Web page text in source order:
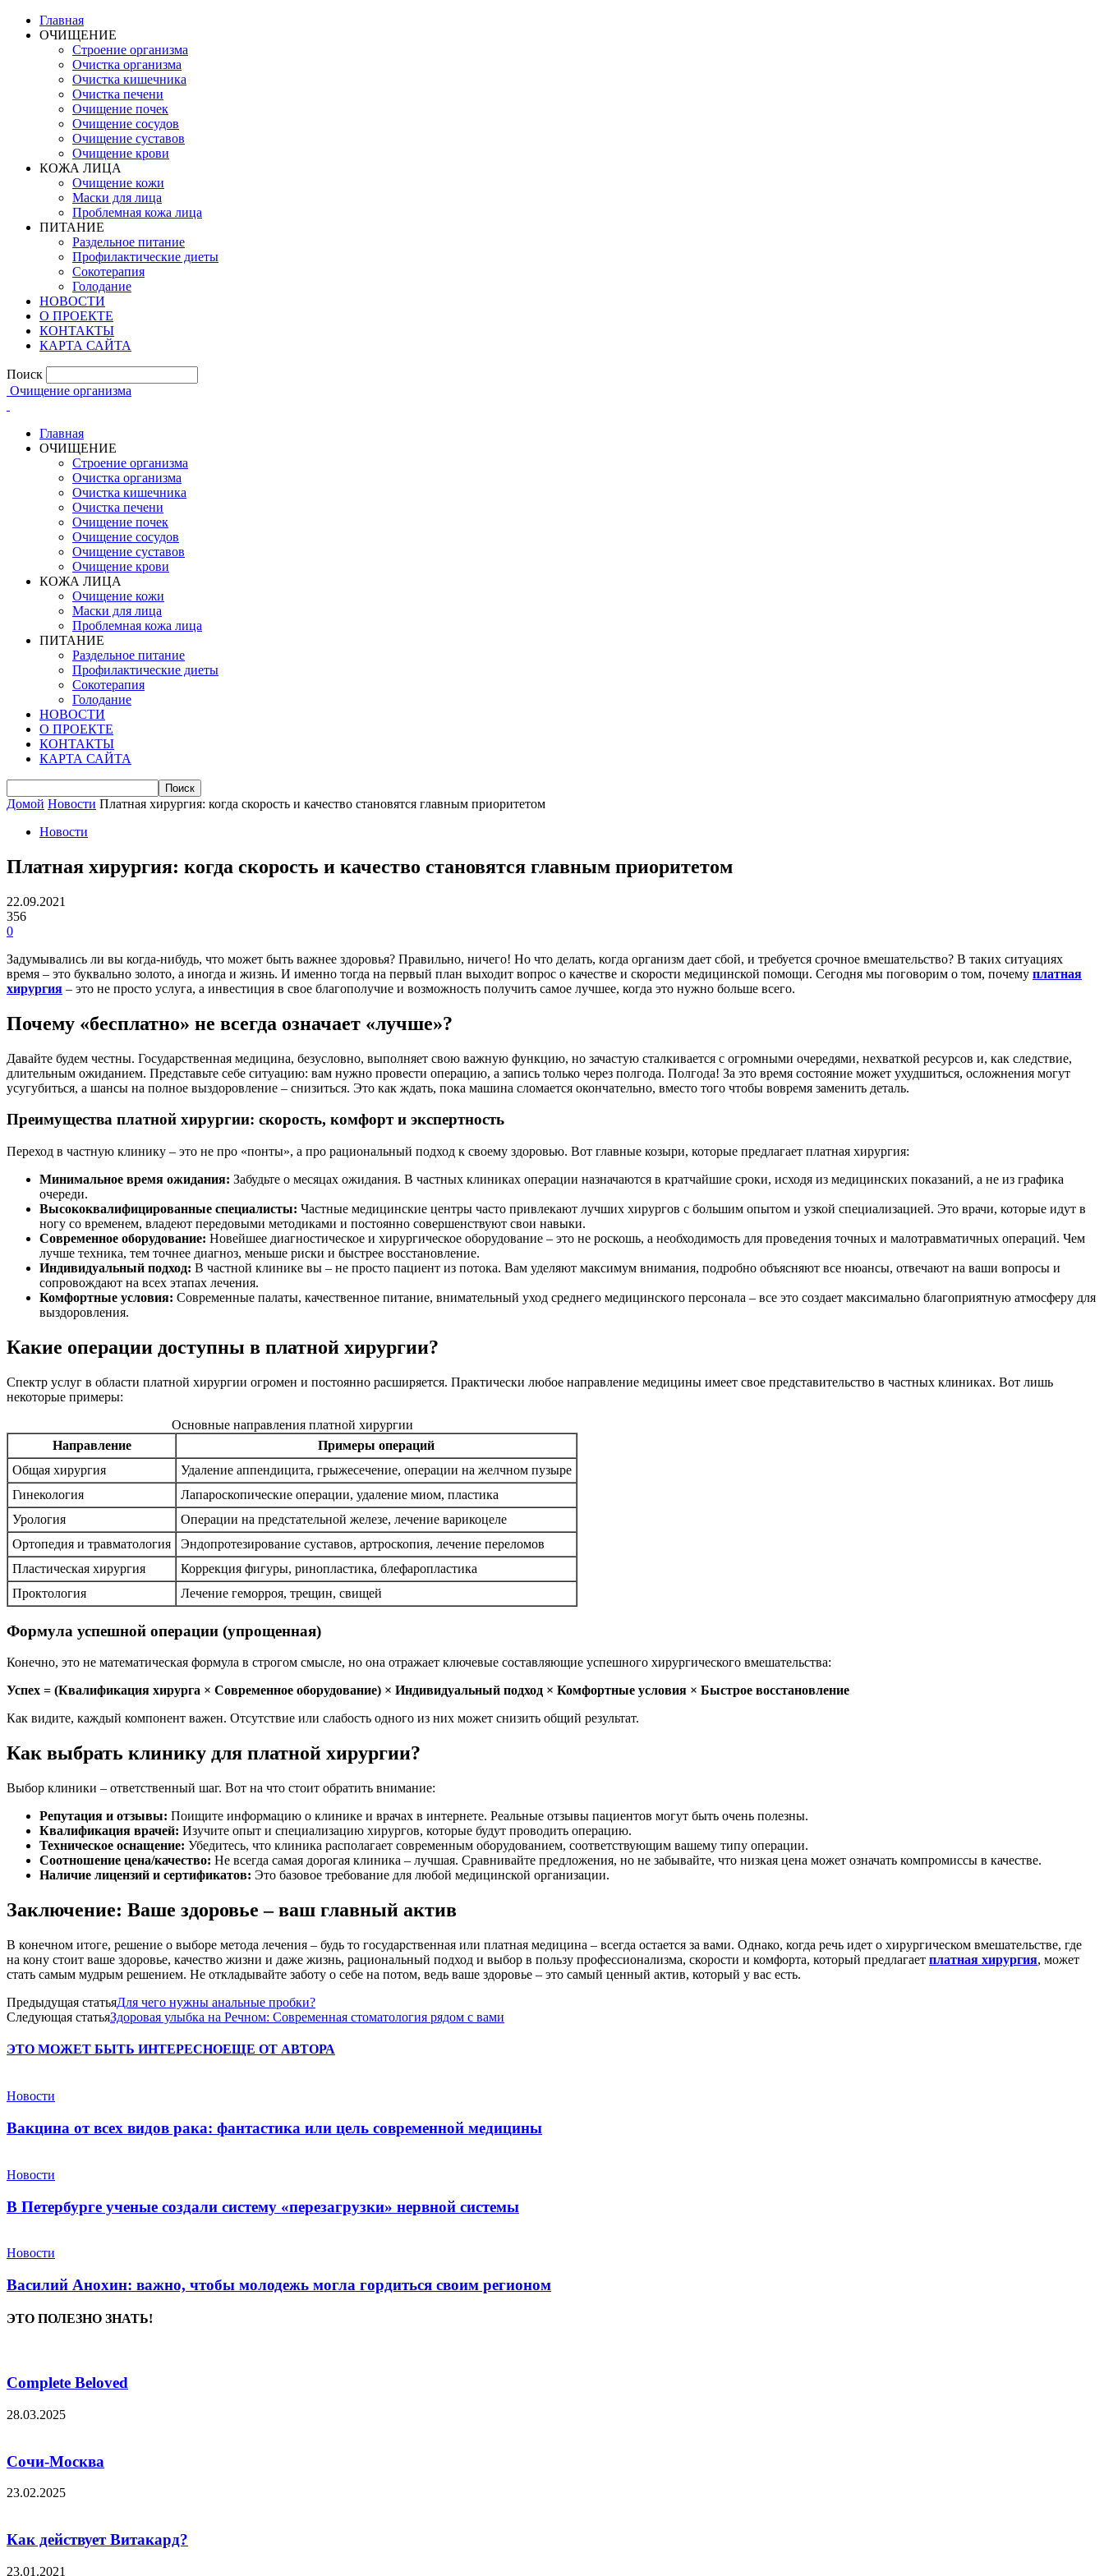
Главная
ОЧИЩЕНИЕ
Строение организма
Очистка организма
Очистка кишечника
Очистка печени
Очищение почек
Очищение сосудов
Очищение суставов
Очищение крови
КОЖА ЛИЦА
Очищение кожи
Маски для лица
Проблемная кожа лица
ПИТАНИЕ
Раздельное питание
Профилактические диеты
Сокотерапия
Голодание
НОВОСТИ
О ПРОЕКТЕ
КОНТАКТЫ
КАРТА САЙТА
Поиск
Очищение организма
Главная
ОЧИЩЕНИЕ
Строение организма
Очистка организма
Очистка кишечника
Очистка печени
Очищение почек
Очищение сосудов
Очищение суставов
Очищение крови
КОЖА ЛИЦА
Очищение кожи
Маски для лица
Проблемная кожа лица
ПИТАНИЕ
Раздельное питание
Профилактические диеты
Сокотерапия
Голодание
НОВОСТИ
О ПРОЕКТЕ
КОНТАКТЫ
КАРТА САЙТА
Домой Новости Платная хирургия: когда скорость и качество становятся главным приоритетом
Новости
Платная хирургия: когда скорость и качество становятся главным приоритетом
22.09.2021
356
0
Задумывались ли вы когда-нибудь, что может быть важнее здоровья? Правильно, ничего! Но что делать, когда организм дает сбой, и требуется срочное вмешательство? В таких ситуациях
время – это буквально золото, а иногда и жизнь. И именно тогда на первый план выходит вопрос о качестве и скорости медицинской помощи. Сегодня мы поговорим о том, почему платная
хирургия – это не просто услуга, а инвестиция в свое благополучие и возможность получить самое лучшее, когда это нужно больше всего.
Почему «бесплатно» не всегда означает «лучше»?
Давайте будем честны. Государственная медицина, безусловно, выполняет свою важную функцию, но зачастую сталкивается с огромными очередями, нехваткой ресурсов и, как следствие,
длительным ожиданием. Представьте себе ситуацию: вам нужно провести операцию, а запись только через полгода. Полгода! За это время состояние может ухудшиться, осложнения могут
усугубиться, а шансы на полное выздоровление – снизиться. Это как ждать, пока машина сломается окончательно, вместо того чтобы вовремя заменить деталь.
Преимущества платной хирургии: скорость, комфорт и экспертность
Переход в частную клинику – это не про «понты», а про рациональный подход к своему здоровью. Вот главные козыри, которые предлагает платная хирургия:
Минимальное время ожидания: Забудьте о месяцах ожидания. В частных клиниках операции назначаются в кратчайшие сроки, исходя из медицинских показаний, а не из графика
очереди.
Высококвалифицированные специалисты: Частные медицинские центры часто привлекают лучших хирургов с большим опытом и узкой специализацией. Это врачи, которые идут в
ногу со временем, владеют передовыми методиками и постоянно совершенствуют свои навыки.
Современное оборудование: Новейшее диагностическое и хирургическое оборудование – это не роскошь, а необходимость для проведения точных и малотравматичных операций. Чем
лучше техника, тем точнее диагноз, меньше риски и быстрее восстановление.
Индивидуальный подход: В частной клинике вы – не просто пациент из потока. Вам уделяют максимум внимания, подробно объясняют все нюансы, отвечают на ваши вопросы и
сопровождают на всех этапах лечения.
Комфортные условия: Современные палаты, качественное питание, внимательный уход среднего медицинского персонала – все это создает максимально благоприятную атмосферу для
выздоровления.
Какие операции доступны в платной хирургии?
Спектр услуг в области платной хирургии огромен и постоянно расширяется. Практически любое направление медицины имеет свое представительство в частных клиниках. Вот лишь
некоторые примеры:
Основные направления платной хирургии
Направление
Примеры операций
Общая хирургия
Удаление аппендицита, грыжесечение, операции на желчном пузыре
Гинекология
Лапароскопические операции, удаление миом, пластика
Урология
Операции на предстательной железе, лечение варикоцеле
Ортопедия и травматология
Эндопротезирование суставов, артроскопия, лечение переломов
Пластическая хирургия
Коррекция фигуры, ринопластика, блефаропластика
Проктология
Лечение геморроя, трещин, свищей
Формула успешной операции (упрощенная)
Конечно, это не математическая формула в строгом смысле, но она отражает ключевые составляющие успешного хирургического вмешательства:
Успех = (Квалификация хирурга × Современное оборудование) × Индивидуальный подход × Комфортные условия × Быстрое восстановление
Как видите, каждый компонент важен. Отсутствие или слабость одного из них может снизить общий результат.
Как выбрать клинику для платной хирургии?
Выбор клиники – ответственный шаг. Вот на что стоит обратить внимание:
Репутация и отзывы: Поищите информацию о клинике и врачах в интернете. Реальные отзывы пациентов могут быть очень полезны.
Квалификация врачей: Изучите опыт и специализацию хирургов, которые будут проводить операцию.
Техническое оснащение: Убедитесь, что клиника располагает современным оборудованием, соответствующим вашему типу операции.
Соотношение цена/качество: Не всегда самая дорогая клиника – лучшая. Сравнивайте предложения, но не забывайте, что низкая цена может означать компромиссы в качестве.
Наличие лицензий и сертификатов: Это базовое требование для любой медицинской организации.
Заключение: Ваше здоровье – ваш главный актив
В конечном итоге, решение о выборе метода лечения – будь то государственная или платная медицина – всегда остается за вами. Однако, когда речь идет о хирургическом вмешательстве, где
на кону стоит ваше здоровье, качество жизни и даже жизнь, рациональный подход и выбор в пользу профессионализма, скорости и комфорта, который предлагает платная хирургия, может
стать самым мудрым решением. Не откладывайте заботу о себе на потом, ведь ваше здоровье – это самый ценный актив, который у вас есть.
Предыдущая статьяДля чего нужны анальные пробки?
Следующая статьяЗдоровая улыбка на Речном: Современная стоматология рядом с вами
ЭТО МОЖЕТ БЫТЬ ИНТЕРЕСНОЕЩЕ ОТ АВТОРА
Новости
Вакцина от всех видов рака: фантастика или цель современной медицины
Новости
В Петербурге ученые создали систему «перезагрузки» нервной системы
Новости
Василий Анохин: важно, чтобы молодежь могла гордиться своим регионом
ЭТО ПОЛЕЗНО ЗНАТЬ!
Complete Beloved
28.03.2025
Сочи-Москва
23.02.2025
Как действует Витакард?
23.01.2021